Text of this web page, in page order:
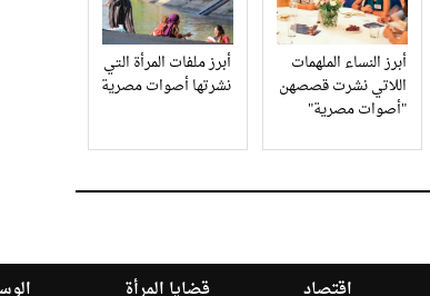
أبرز النساء الملهمات
اللاتي نشرت قصصهن
"أصوات مصرية"
أبرز ملفات المرأة التي
نشرتها أصوات مصرية
اقتصاد قضايا المرأة